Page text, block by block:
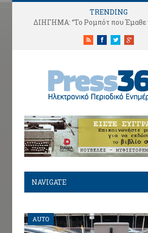
TRENDING
ΔΙΗΓΗΜΑ: “Το Ρομπότ που Έμαθε
RSS FacebookTwitter
NAVIGATE
AUTO